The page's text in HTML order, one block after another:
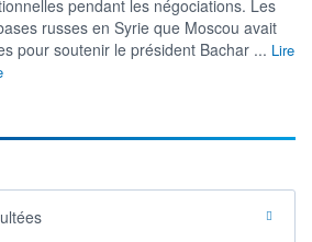
pendant les négociations. Les
russes en Syrie que Moscou avait
pour soutenir le président Bachar ... Lire